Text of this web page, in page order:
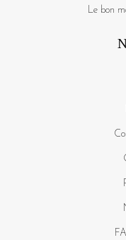
Le bon